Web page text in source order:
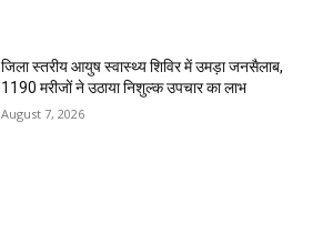
जिला स्तरीय आयुष स्वास्थ्य शिविर में उमड़ा जनसैलाब,
1190 मरीजों ने उठाया निशुल्क उपचार का लाभ
August 7, 2026